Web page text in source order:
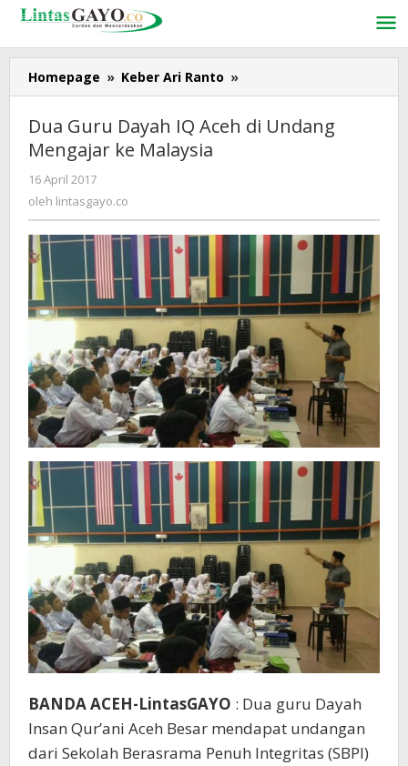
Lewati
konten
Homepage » Keber Ari Ranto »
Guru
Dayah
IQ
Malaysia
Dua Guru Dayah IQ Aceh di Undang
Mengajar ke Malaysia
16 April 2017
lintasgayo.co
oleh lintasgayo.co
BANDA ACEH-LintasGAYO : Dua guru Dayah
Insan Qur’ani Aceh Besar mendapat undangan
dari Sekolah Berasrama Penuh Integritas (SBPI)